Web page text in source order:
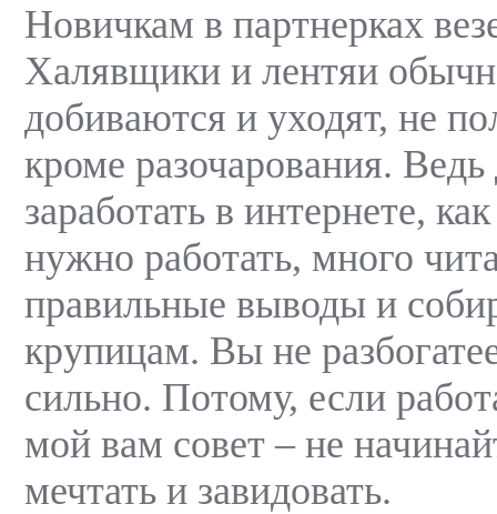
Новичкам в партнерках
Халявщики и лентяи
добиваются и уходят, не
кроме разочарования.
заработать в интернете,
нужно работать, много
правильные выводы и
крупицам. Вы не
сильно. Потому, если
мой вам совет – не
мечтать и завидовать.